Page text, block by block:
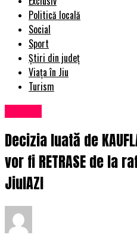
Politică locală
Social
Sport
Știri din județ
Viața în Jiu
Turism
Decizia luată de
vor fi RETRASE de la
JiulAZI